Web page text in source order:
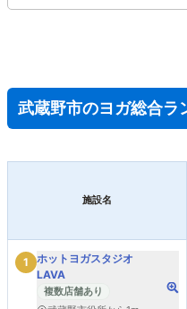
武蔵野市のヨガ総合ラ
施設名
1
ホットヨガスタジオ
LAVA
複数店舗あり